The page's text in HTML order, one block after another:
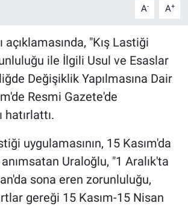
A- A+
açıklamasında, "Kış Lastiği
ile İlgili Usul ve Esaslar
Değişiklik Yapılmasına Dair
Resmi Gazete'de
hatırlattı.
uygulamasının, 15 Kasım'da
anımsatan Uraloğlu, "1 Aralık'ta
sona eren zorunluluğu,
gereği 15 Kasım-15 Nisan